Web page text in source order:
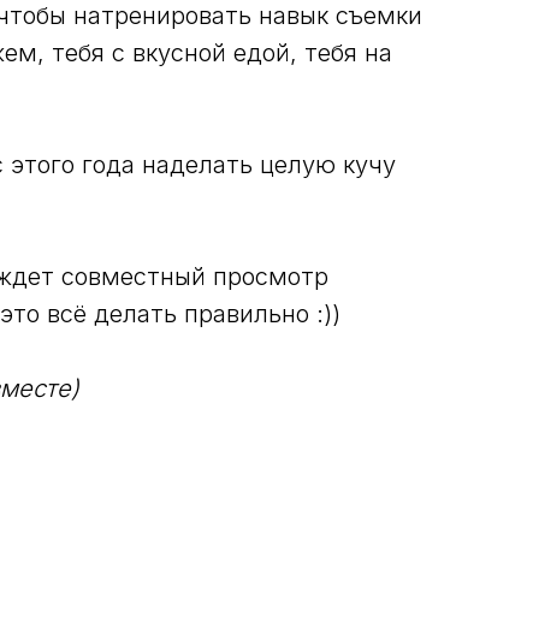
натренировать навык съемки
тебя с вкусной едой, тебя на
года наделать целую кучу
совместный просмотр
всё делать правильно :))